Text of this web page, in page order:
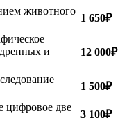
животного
1 650₽
и
12 000₽
1 500₽
цифровое две
3 100₽